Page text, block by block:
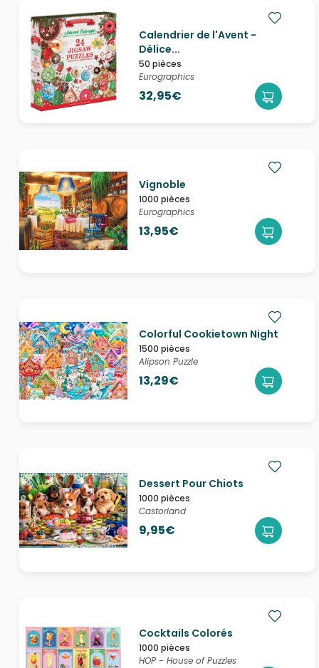
Calendrier de l'Avent -
Délice...
50 pièces
Eurographics
32,95€
Vignoble
1000 pièces
Eurographics
13,95€
Colorful Cookietown Night
1500 pièces
Alipson Puzzle
13,29€
Dessert Pour Chiots
1000 pièces
Castorland
9,95€
Cocktails Colorés
1000 pièces
HOP - House of Puzzles